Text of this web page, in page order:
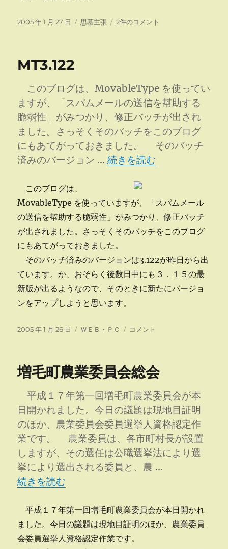
投
2005 年 1 月 27 日
カ
思慕主張
オ
ー
ー
へ
の
2件のコメント
MT3.122
このブログは、MovableType を使ってい
ますが、「スパムメールの送信を幇助する
脆弱性」がみつかり、修正バッチが出され
ました。さっそくそのバッチをこのブログ
にもあてがっておきました。 そのバッチ
済みのバージョン …“MT3.122 ” の
続きを読む
このブログは、
MovableType を使っていますが、「スパムメール
の送信を幇助する脆弱性」がみつかり、修正バッチ
が出されました。さっそくそのバッチをこのブログ
にもあてがっておきました。
そのバッチ済みのバージョンは3.122が昨日から出
ています。か、おそらく後数日中にも３．１５の最
新版が出るようなので、そのときに新たにバージョ
ンをアップしようと思います。
投
2005 年 1 月 26 日
カ
ー
ＷＥＢ・ＰＣ
MT3.122
コメント
増毛町農業委員会総会
平成１７年第一回増毛町農業委員会が本
日開かれました。今日の議題は現地目証明
のほか、農業委員会委員選挙人資格認定作
業です。 農業委員は、各市町村長が設置
しますが、その選任は公職選挙法により選
挙により選出される委員と、農 …
“増毛町農業委員会総会” の
続きを読む
平成１７年第一回増毛町農業委員会が本日開かれ
ました。今日の議題は現地目証明のほか、農業委員
会委員選挙人資格認定作業です。